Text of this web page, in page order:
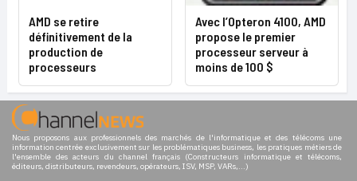
AMD se retire
définitivement de la
production de
processeurs
Avec l’Opteron 4100, AMD
propose le premier
processeur serveur à
moins de 100 $
Nous proposons aux professionnels des marchés de l'informatique et des télécoms une
information centrée exclusivement sur les problématiques business, les pratiques métiers de
l'ensemble des acteurs du channel français (Constructeurs informatique et télécoms,
éditeurs, distributeurs, revendeurs, opérateurs, ISV, MSP, VARs,...)